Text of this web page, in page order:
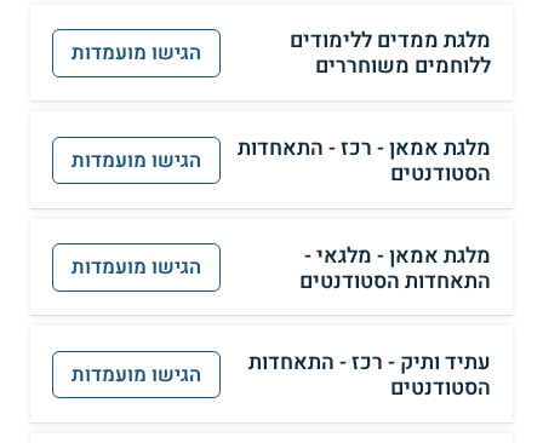
מלגת ממדים ללימודים
ללוחמים משוחררים
הגישו מועמדות
מלגת אמאן - רכז - התאחדות
הסטודנטים
הגישו מועמדות
מלגת אמאן - מלגאי -
התאחדות הסטודנטים
הגישו מועמדות
עתיד ותיק - רכז - התאחדות
הסטודנטים
הגישו מועמדות